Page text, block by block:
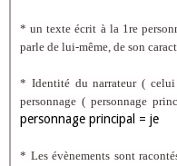
* un texte écrit à la 1re
parle de lui-même, de son
* Identité du narrateur (
personnage ( personnage
personnage principal = je
* Les évènements sont